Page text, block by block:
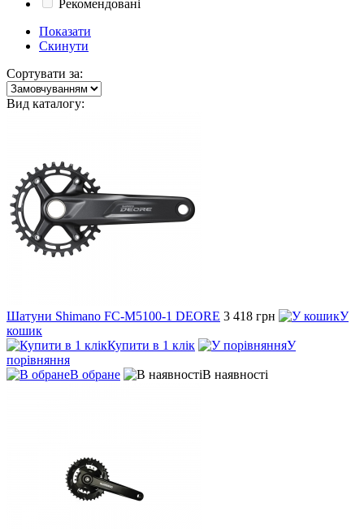
Рекомендовані
Показати
Скинути
Сортувати за:
Вид каталогу:
Шатуни Shimano FC-M5100-1 DEORE 3 418 грн
У
кошик
Купити в 1 клік
У
порівняння
В обране
В наявності